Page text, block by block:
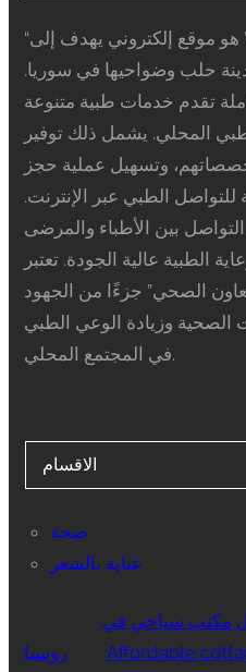
“أطباء حلب للتعاون الصحي” هو موقع إلكتروني يهدف إلى
حلب وضواحيها في سوريا.
تقدم خدمات طبية متنوعة
المحلي. يشمل ذلك توفير
وتسهيل عملية حجز
للتواصل الطبي عبر الإنترنت.
بين الأطباء والمرضى
الطبية عالية الجودة. تعتبر
الصحي” جزءًا من الجهود
الصحية وزيادة الوعي الطبي
في المجتمع المحلي.
الاقسام
صحة
عناية بالشعر
مكتب سياحي في
روسيا
Affordable